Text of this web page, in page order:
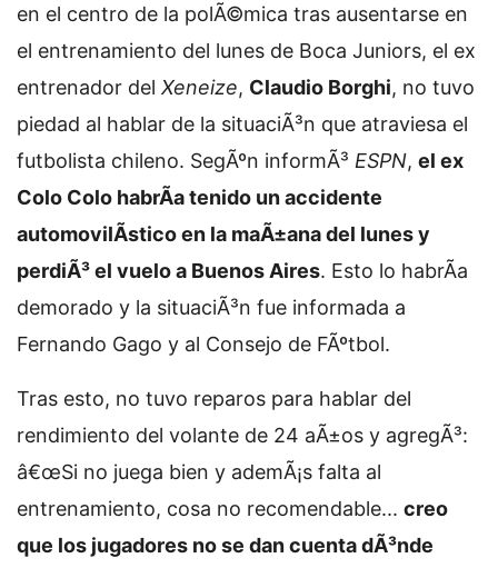
en el centro de la polÃ©mica tras ausentarse en
el entrenamiento del lunes de Boca Juniors, el ex
entrenador del Xeneize, Claudio Borghi, no tuvo
piedad al hablar de la situaciÃ³n que atraviesa el
futbolista chileno. SegÃºn informÃ³ ESPN, el ex
Colo Colo habrÃ­a tenido un accidente
automovilÃ­stico en la maÃ±ana del lunes y
perdiÃ³ el vuelo a Buenos Aires. Esto lo habrÃ­a
demorado y la situaciÃ³n fue informada a
Fernando Gago y al Consejo de FÃºtbol.
Tras esto, no tuvo reparos para hablar del
rendimiento del volante de 24 aÃ±os y agregÃ³:
â€œSi no juega bien y ademÃ¡s falta al
entrenamiento, cosa no recomendable... creo
que los jugadores no se dan cuenta dÃ³nde